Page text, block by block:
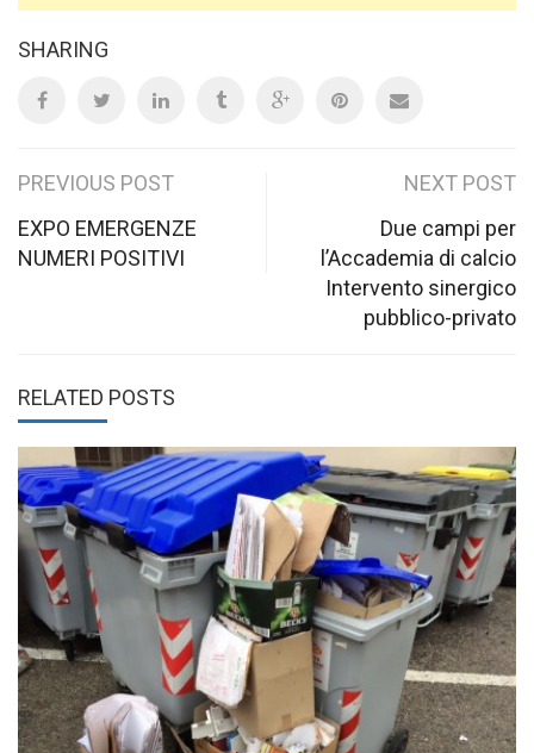
SHARING
Post
navigation
PREVIOUS POST
EXPO EMERGENZE
NUMERI POSITIVI
NEXT POST
Due campi per
l’Accademia di calcio
Intervento sinergico
pubblico-privato
RELATED POSTS